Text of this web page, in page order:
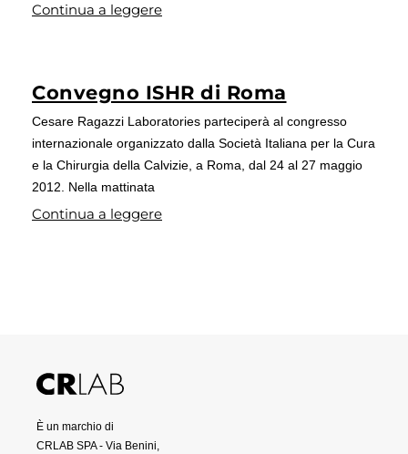
Continua a leggere
Convegno ISHR di Roma
Cesare Ragazzi Laboratories parteciperà al congresso
internazionale organizzato dalla Società Italiana per la Cura
e la Chirurgia della Calvizie, a Roma, dal 24 al 27 maggio
2012. Nella mattinata
Continua a leggere
È un marchio di
CRLAB SPA - Via Benini,